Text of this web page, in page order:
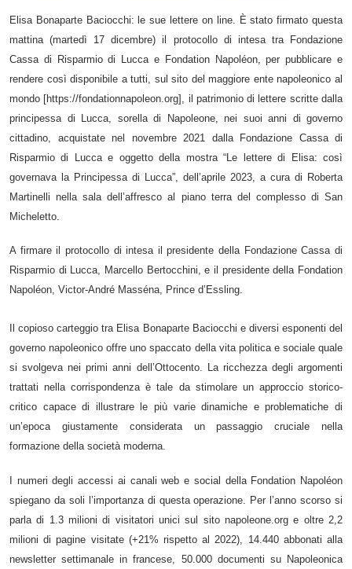
Elisa Bonaparte Baciocchi: le sue lettere on line. È stato firmato questa
mattina (martedì 17 dicembre) il protocollo di intesa tra Fondazione
Cassa di Risparmio di Lucca e Fondation Napoléon, per pubblicare e
rendere così disponibile a tutti, sul sito del maggiore ente napoleonico al
mondo [https://fondationnapoleon.org], il patrimonio di lettere scritte dalla
principessa di Lucca, sorella di Napoleone, nei suoi anni di governo
cittadino, acquistate nel novembre 2021 dalla Fondazione Cassa di
Risparmio di Lucca e oggetto della mostra “Le lettere di Elisa: così
governava la Principessa di Lucca”, dell’aprile 2023, a cura di Roberta
Martinelli nella sala dell’affresco al piano terra del complesso di San
Micheletto.
A firmare il protocollo di intesa il presidente della Fondazione Cassa di
Risparmio di Lucca, Marcello Bertocchini, e il presidente della Fondation
Napoléon, Victor-André Masséna, Prince d’Essling.
Il copioso carteggio tra Elisa Bonaparte Baciocchi e diversi esponenti del
governo napoleonico offre uno spaccato della vita politica e sociale quale
si svolgeva nei primi anni dell’Ottocento. La ricchezza degli argomenti
trattati nella corrispondenza è tale da stimolare un approccio storico-
critico capace di illustrare le più varie dinamiche e problematiche di
un’epoca giustamente considerata un passaggio cruciale nella
formazione della società moderna.
I numeri degli accessi ai canali web e social della Fondation Napoléon
spiegano da soli l’importanza di questa operazione. Per l’anno scorso si
parla di 1.3 milioni di visitatori unici sul sito napoleone.org e oltre 2,2
milioni di pagine visitate (+21% rispetto al 2022), 14.440 abbonati alla
newsletter settimanale in francese, 50.000 documenti su Napoleonica